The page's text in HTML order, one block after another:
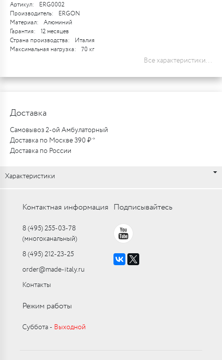
Артикул:
ERG0002
Производитель:
ERGON
Материал:
Алюминий
Гарантия:
12 месяцев
Страна производства:
Италия
Максимальная нагрузка:
70 кг
Все характеристики...
Доставка
Самовывоз 2-ой Амбулаторный
Доставка по Москве 390 ₽ *
Доставка по России
Характеристики
Контактная информация
8 (495) 255-03-78
(многоканальный)
8 (495) 212-23-25
order@made-italy.ru
Контакты
Подписывайтесь
Режим работы
Суббота ‑ Выходной